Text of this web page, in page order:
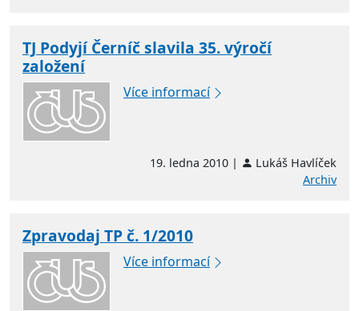
TJ Podyjí Černíč slavila 35. výročí
založení
Více informací
19. ledna 2010 |
Lukáš Havlíček
Archiv
Zpravodaj TP č. 1/2010
Více informací